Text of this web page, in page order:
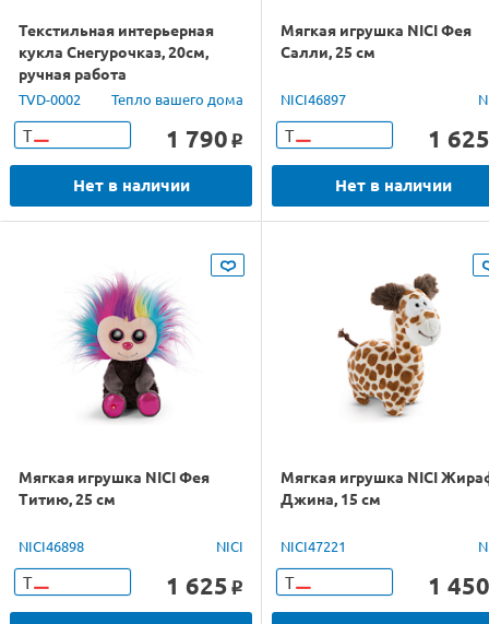
Текстильная интерьерная
кукла Снегурочказ, 20см,
ручная работа
TVD-0002 Тепло вашего дома
Т 1 790 o
Нет в наличии
Мягкая игрушка NICI Фея
Салли, 25 см
NICI46897
Т 1 625
Нет в наличии
Мягкая игрушка NICI Фея
Титию, 25 см
NICI46898 NICI
Т 1 625 o
Мягкая игрушка NICI
Джина, 15 см
NICI47221
Т 1 450